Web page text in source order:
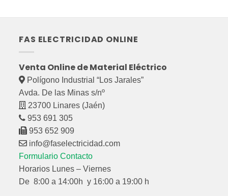
FAS ELECTRICIDAD ONLINE
Venta Online de Material Eléctrico
Polígono Industrial “Los Jarales”
Avda. De las Minas s/nº
23700 Linares (Jaén)
953 691 305
953 652 909
info@faselectricidad.com
Formulario Contacto
Horarios Lunes – Viernes
De 8:00 a 14:00h y 16:00 a 19:00 h